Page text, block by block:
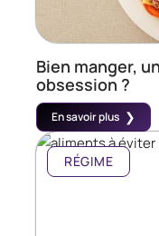
Bien manger,
obsession ?
En savoir plus
RÉGIME